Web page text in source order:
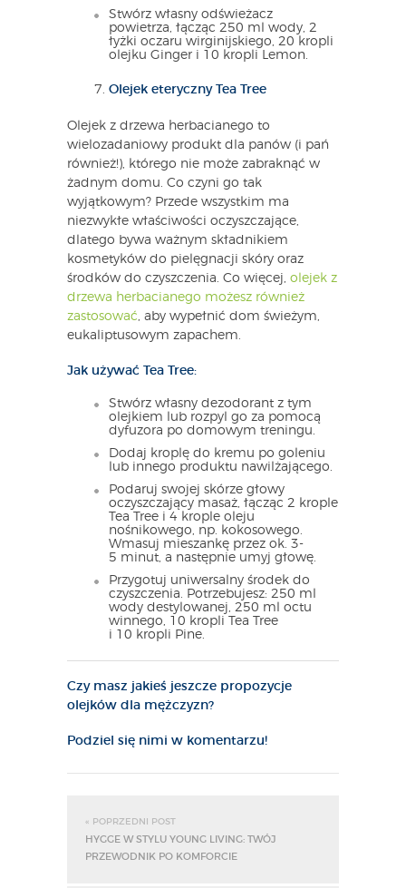
Stwórz własny odświeżacz
powietrza, łącząc 250 ml wody, 2
łyżki oczaru wirginijskiego, 20 kropli
olejku Ginger i 10 kropli Lemon.
Olejek eteryczny Tea Tree
Olejek z drzewa herbacianego to
wielozadaniowy produkt dla panów (i pań
również!), którego nie może zabraknąć w
żadnym domu. Co czyni go tak
wyjątkowym? Przede wszystkim ma
niezwykłe właściwości oczyszczające,
dlatego bywa ważnym składnikiem
kosmetyków do pielęgnacji skóry oraz
środków do czyszczenia. Co więcej, olejek z
drzewa herbacianego możesz również
zastosować, aby wypełnić dom świeżym,
eukaliptusowym zapachem.
Jak używać Tea Tree:
Stwórz własny dezodorant z tym
olejkiem lub rozpyl go za pomocą
dyfuzora po domowym treningu.
Dodaj kroplę do kremu po goleniu
lub innego produktu nawilżającego.
Podaruj swojej skórze głowy
oczyszczający masaż, łącząc 2 krople
Tea Tree i 4 krople oleju
nośnikowego, np. kokosowego.
Wmasuj mieszankę przez ok. 3-
5 minut, a następnie umyj głowę.
Przygotuj uniwersalny środek do
czyszczenia. Potrzebujesz: 250 ml
wody destylowanej, 250 ml octu
winnego, 10 kropli Tea Tree
i 10 kropli Pine.
Czy masz jakieś jeszcze propozycje
olejków dla mężczyzn?
Podziel się nimi w komentarzu!
« POPRZEDNI POST
HYGGE W STYLU YOUNG LIVING: TWÓJ
PRZEWODNIK PO KOMFORCIE